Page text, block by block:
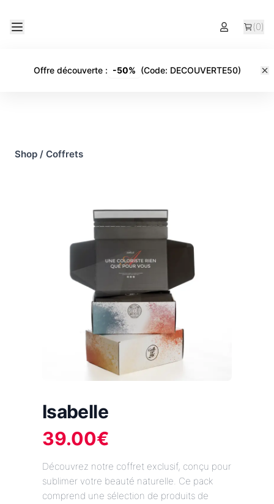
(0)
Offre découverte: -50% (Code: DECOUVERTE50)
Shop / Coffrets
Isabelle
39.00€
Découvrez notre coffret exclusif, conçu pour
sublimer votre beauté naturelle. Ce pack
comprend une sélection de produits de